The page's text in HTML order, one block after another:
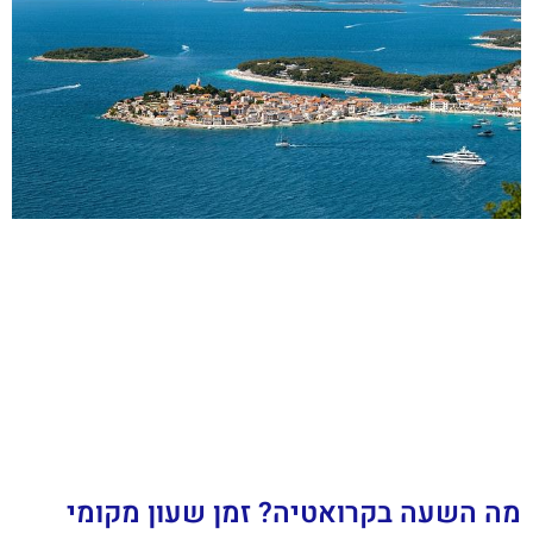
מה השעה בקרואטיה? זמן שעון מקומי